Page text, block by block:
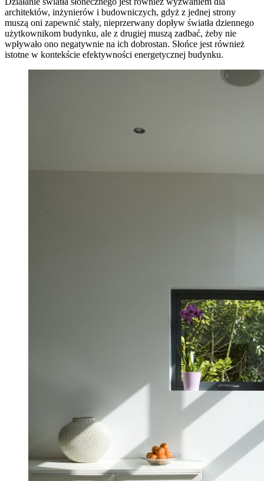
architektów, inżynierów i budowniczych, gdyż z jednej strony
muszą oni zapewnić stały, nieprzerwany dopływ światła dziennego
użytkownikom budynku, ale z drugiej muszą zadbać, żeby nie
wpływało ono negatywnie na ich dobrostan. Słońce jest również
istotne w kontekście efektywności energetycznej budynku.